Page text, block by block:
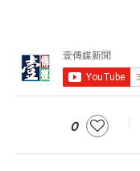
0